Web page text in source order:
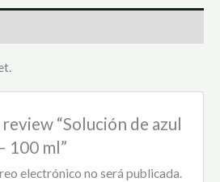
“Solución de azul
100 ml”
electrónico no será publicada.